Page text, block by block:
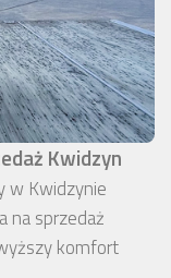
Kwidzyn
w Kwidzynie
na sprzedaż
komfort